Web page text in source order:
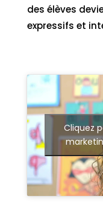
des élèves
expressifs et
Cliquez